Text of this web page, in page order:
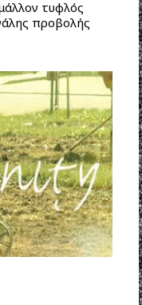
τυφλός
προβολής